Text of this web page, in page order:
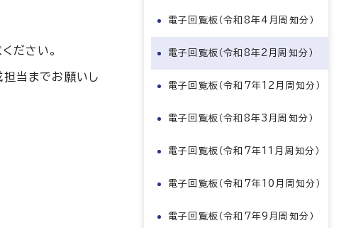
ださい。
担当までお願いし
電子回覧板（令和8年4月周知分）
電子回覧板（令和8年2月周知分）
電子回覧板（令和7年12月周知分）
電子回覧板（令和8年3月周知分）
電子回覧板（令和7年11月周知分）
電子回覧板（令和7年10月周知分）
電子回覧板（令和7年9月周知分）